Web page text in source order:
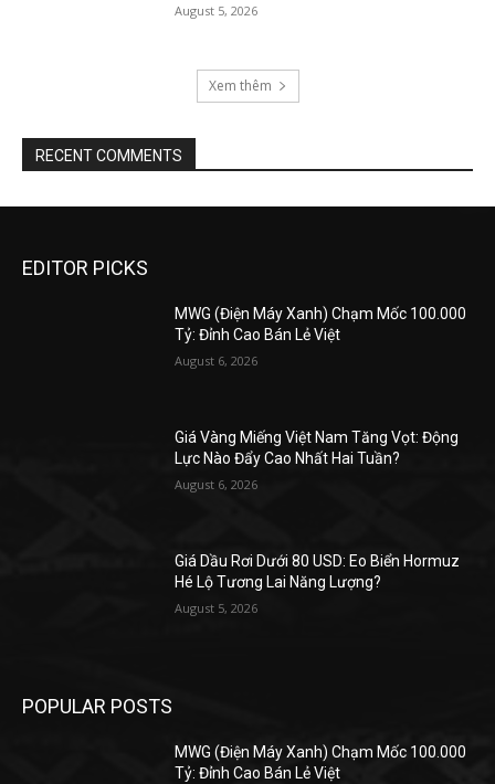
August 5, 2026
Xem thêm
RECENT COMMENTS
EDITOR PICKS
MWG (Điện Máy Xanh) Chạm Mốc 100.000
Tỷ: Đỉnh Cao Bán Lẻ Việt
August 6, 2026
Giá Vàng Miếng Việt Nam Tăng Vọt: Động
Lực Nào Đẩy Cao Nhất Hai Tuần?
August 6, 2026
Giá Dầu Rơi Dưới 80 USD: Eo Biển Hormuz
Hé Lộ Tương Lai Năng Lượng?
August 5, 2026
POPULAR POSTS
MWG (Điện Máy Xanh) Chạm Mốc 100.000
Tỷ: Đỉnh Cao Bán Lẻ Việt